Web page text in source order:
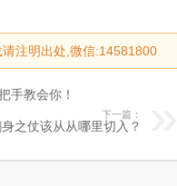
注明出处,微信:14581800
手教会你！
下一篇：
之仗该从从哪里切入？